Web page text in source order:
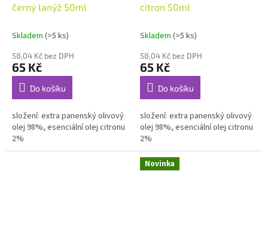
černý lanýž 50ml
Skladem (>5 ks)
58,04 Kč bez DPH
65 Kč
Do košíku
složení: extra panenský olivový
olej 98%, esenciální olej citronu
2%
citron 50ml
Skladem (>5 ks)
58,04 Kč bez DPH
65 Kč
Do košíku
složení: extra panenský olivový
olej 98%, esenciální olej citronu
2%
Novinka